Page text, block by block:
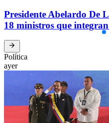
Presidente Abelardo De
18 ministros que
Política
ayer